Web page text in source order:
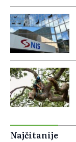
Najčitanije